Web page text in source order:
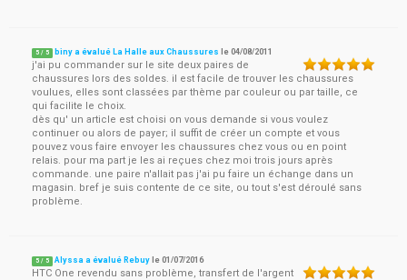
5 / 5 biny a évalué La Halle aux Chaussures le04/08/2011
j'ai pu commander sur le site deux paires de
chaussures lors des soldes. il est facile de trouver les chaussures
voulues, elles sont classées par thème par couleur ou par taille, ce
qui facilite le choix.
dès qu' un article est choisi on vous demande si vous voulez
continuer ou alors de payer; il suffit de créer un compte et vous
pouvez vous faire envoyer les chaussures chez vous ou en point
relais. pour ma part je les ai reçues chez moi trois jours après
commande. une paire n'allait pas j'ai pu faire un échange dans un
magasin. bref je suis contente de ce site, ou tout s'est déroulé sans
problème.
5 / 5 Alyssa a évalué Rebuy le01/07/2016
HTC One revendu sans problème, transfert de l'argent